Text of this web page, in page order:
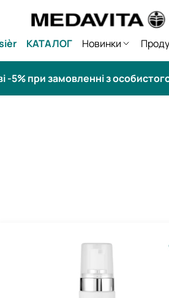
КАТАЛОГ Новинки
-5% при замовленні з